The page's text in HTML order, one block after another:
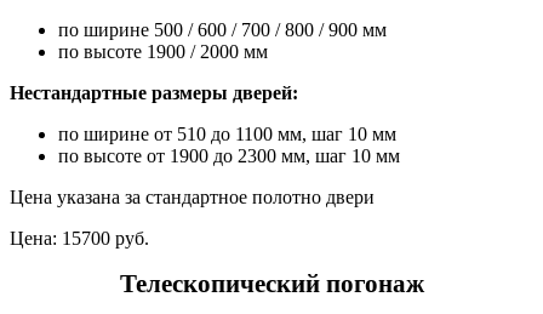
по ширине 500 / 600 / 700 / 800 / 900 мм
по высоте 1900 / 2000 мм
Нестандартные размеры дверей:
по ширине от 510 до 1100 мм, шаг 10 мм
по высоте от 1900 до 2300 мм, шаг 10 мм
Цена указана за стандартное полотно двери
Цена: 15700 руб.
Телескопический погонаж